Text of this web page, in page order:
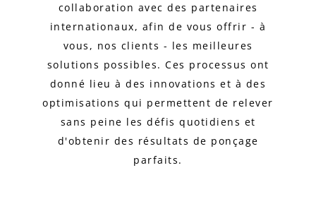
collaboration avec des partenaires
internationaux, afin de vous offrir - à
vous, nos clients - les meilleures
solutions possibles. Ces processus ont
donné lieu à des innovations et à des
optimisations qui permettent de relever
sans peine les défis quotidiens et
d'obtenir des résultats de ponçage
parfaits.